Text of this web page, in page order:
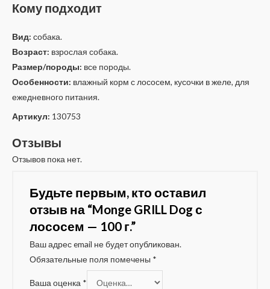
Кому подходит
Вид: собака.
Возраст: взрослая собака.
Размер/породы: все породы.
Особенности: влажный корм с лососем, кусочки в желе, для
ежедневного питания.
Артикул: 130753
Отзывы
Отзывов пока нет.
Будьте первым, кто оставил
отзыв на “Monge GRILL Dog с
лососем — 100 г.”
Ваш адрес email не будет опубликован.
Обязательные поля помечены *
Ваша оценка *